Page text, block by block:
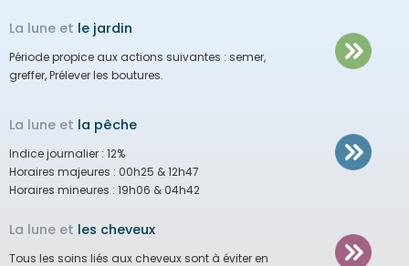
La lune et le jardin
Période propice aux actions suivantes : semer,
greffer, Prélever les boutures.
La lune et la pêche
Indice journalier : 12%
Horaires majeures : 00h25 & 12h47
Horaires mineures : 19h06 & 04h42
La lune et les cheveux
Tous les soins liés aux cheveux sont à éviter en